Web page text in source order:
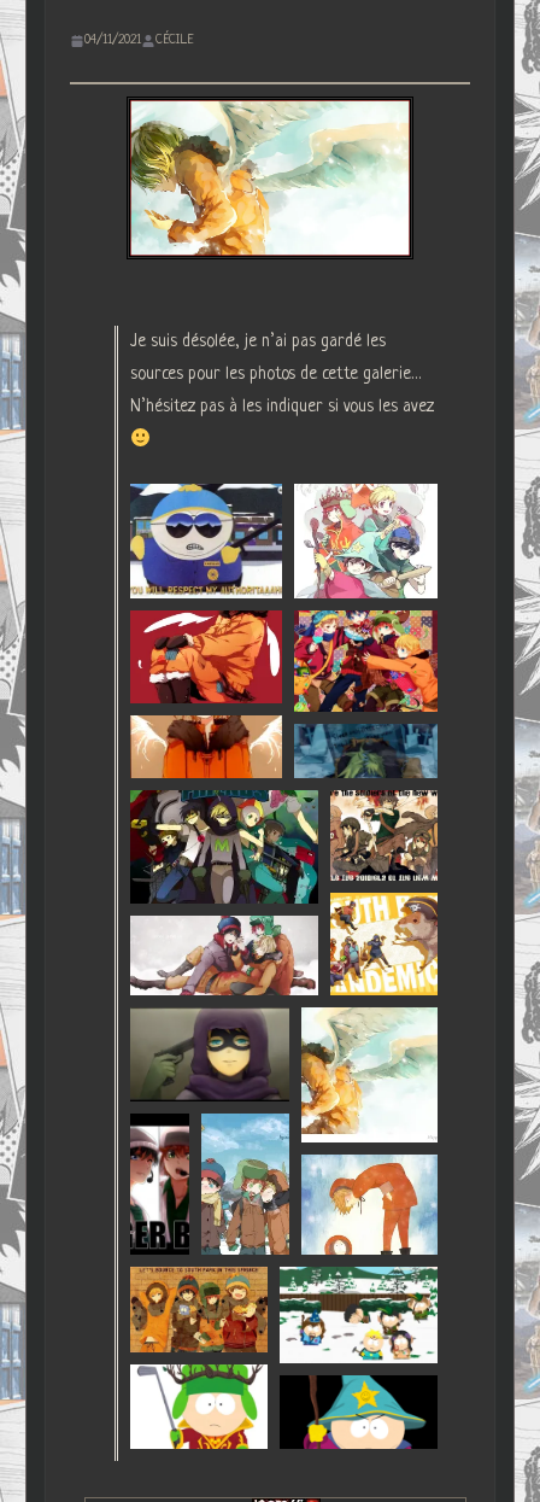
04/11/2021 CÉCILE
Je suis désolée, je n’ai pas gardé les
sources pour les photos de cette galerie…
N’hésitez pas à les indiquer si vous les avez